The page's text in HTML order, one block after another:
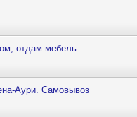
отдам мебель
Аури. Самовывоз